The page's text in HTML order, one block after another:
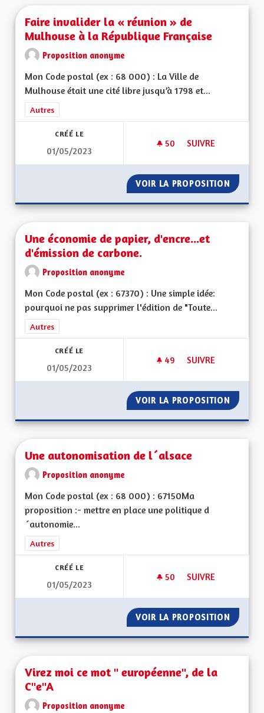
Faire invalider la « réunion » de
Mulhouse à la République Française
Proposition anonyme
Mon Code postal (ex : 68 000) : La Ville de
Mulhouse était une cité libre jusqu’à 1798 et...
Filtrer les résultats de la catégorie : Autres
Autres
CRÉÉ LE
01/05/2023
50 50 ABONNÉS
SUIVRE
VOIR LA PROPOSITION FAIRE
Une économie de papier, d'encre...et
d'émission de carbone.
Proposition anonyme
Mon Code postal (ex : 67370) : Une simple idée:
pourquoi ne pas supprimer l'édition de "Toute...
Filtrer les résultats de la catégorie : Autres
Autres
CRÉÉ LE
01/05/2023
49 49 ABONNÉS
SUIVRE
VOIR LA PROPOSITION UNE
Une autonomisation de l´alsace
Proposition anonyme
Mon Code postal (ex : 68 000) : 67150Ma
proposition :- mettre en place une politique d
´autonomie...
Filtrer les résultats de la catégorie : Autres
Autres
CRÉÉ LE
01/05/2023
50 50 ABONNÉS
SUIVRE
VOIR LA PROPOSITION UNE
Virez moi ce mot " européenne", de la
C"e"A
Proposition anonyme